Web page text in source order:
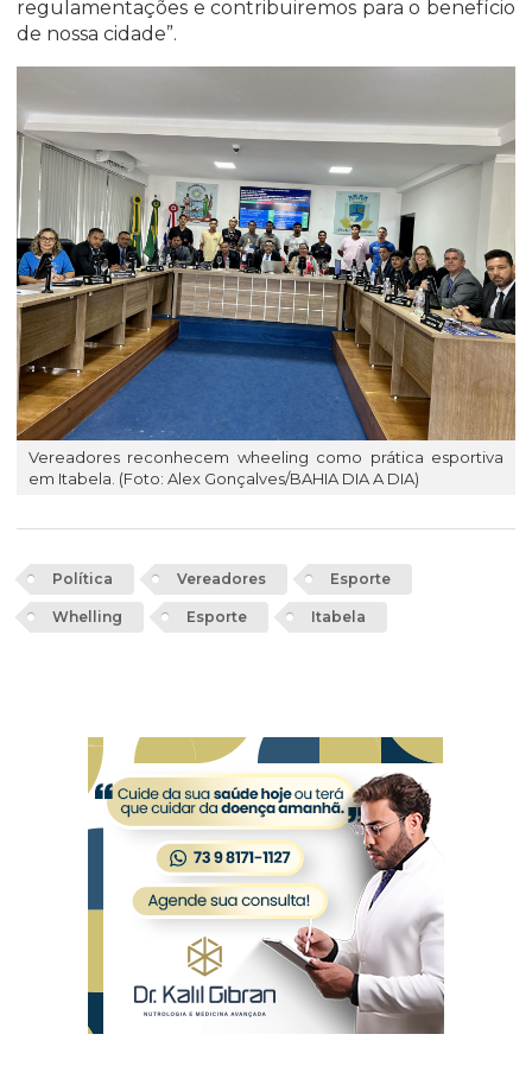
regulamentações e contribuiremos para o benefício
de nossa cidade”.
Vereadores reconhecem wheeling como prática esportiva
em Itabela. (Foto: Alex Gonçalves/BAHIA DIA A DIA)
Política Vereadores Esporte
Whelling Esporte Itabela